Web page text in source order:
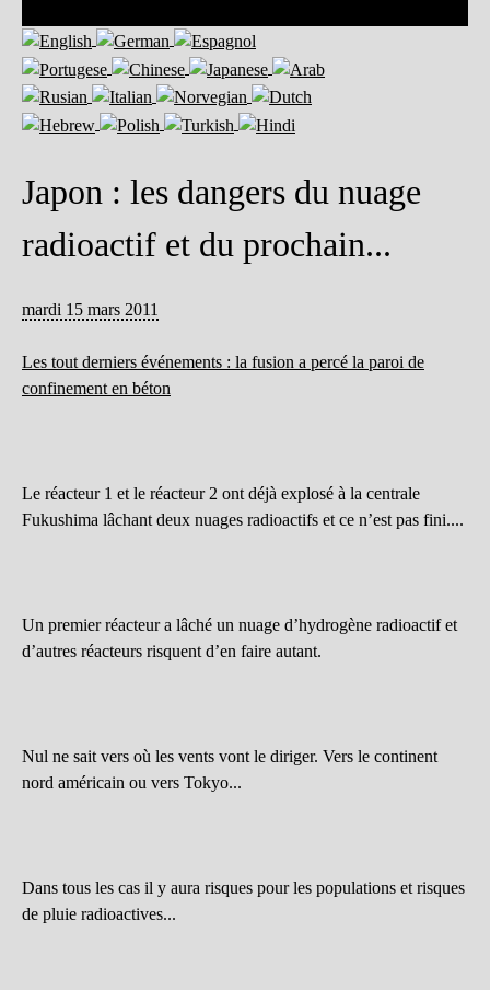
Japon : les dangers du nuage
radioactif et du prochain...
mardi 15 mars 2011
Les tout derniers événements : la fusion a percé la paroi de
confinement en béton
Le réacteur 1 et le réacteur 2 ont déjà explosé à la centrale
Fukushima lâchant deux nuages radioactifs et ce n’est pas fini....
Un premier réacteur a lâché un nuage d’hydrogène radioactif et
d’autres réacteurs risquent d’en faire autant.
Nul ne sait vers où les vents vont le diriger. Vers le continent
nord américain ou vers Tokyo...
Dans tous les cas il y aura risques pour les populations et risques
de pluie radioactives...